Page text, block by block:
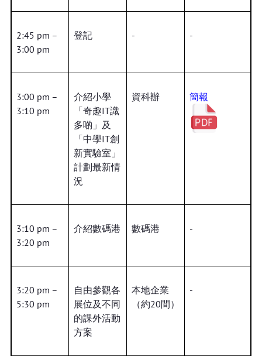
2:45 pm –
3:00 pm
登記 - -
3:00 pm –
3:10 pm
介紹小學
「奇趣IT識
多啲」及
「中學IT創
新實驗室」
計劃最新情
況
資科辦 簡報
3:10 pm –
3:20 pm
介紹數碼港 數碼港 -
3:20 pm –
5:30 pm
自由參觀各
展位及不同
的課外活動
方案
本地企業
（約20間）
-